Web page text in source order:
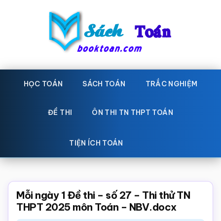
Sách
Toán
toán
Học
toán,
giáo
Toán,
trắc
HỌC TOÁN SÁCH TOÁN TRẮC NGHIỆM
ĐỀ THI ÔN THI TN THPT TOÁN
TIỆN ÍCH TOÁN
Mỗi ngày 1 Đề thi – số 27 – Thi thử TN
THPT 2025 môn Toán – NBV.docx